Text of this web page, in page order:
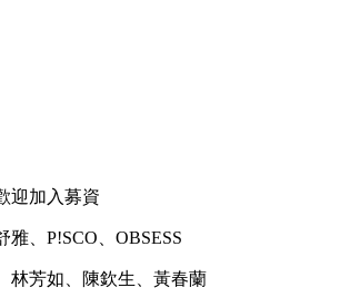
迎加入募資
雅、P!SCO、OBSESS
林芳如、陳欽生、黃春蘭